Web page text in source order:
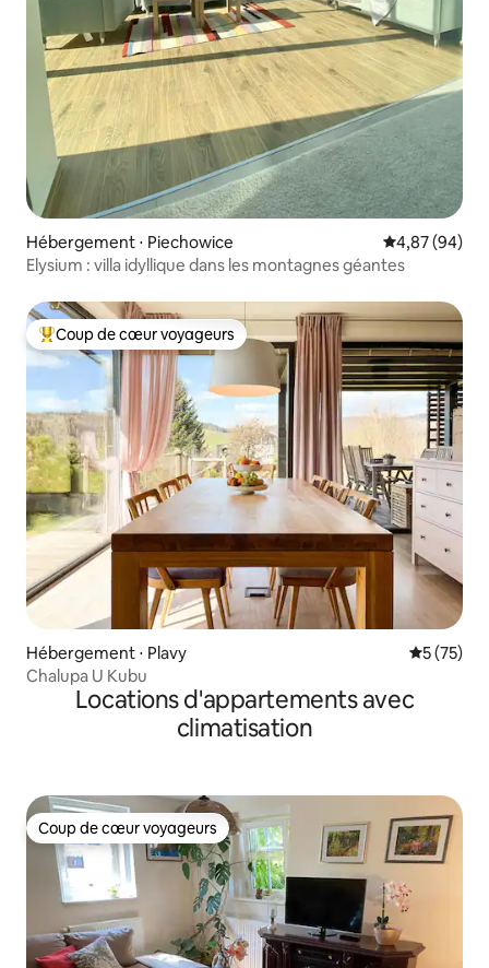
Hébergement ⋅ Piechowice Évaluation
4,87 (94)
Elysium : villa idyllique dans les montagnes géantes
Coups de cœur voyageurs les plus appréciés
Coup de cœur voyageurs
Hébergement ⋅ Plavy
5 (75)
Chalupa U Kubu
Locations d'appartements avec
climatisation
Coup de cœur voyageurs
Coup de cœur voyageurs